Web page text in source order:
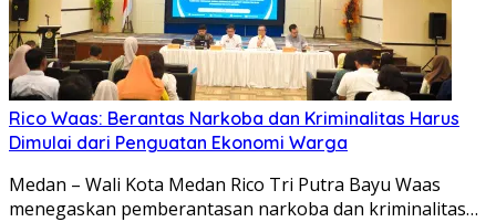
Rico Waas: Berantas Narkoba dan Kriminalitas Harus
Dimulai dari Penguatan Ekonomi Warga
Medan – Wali Kota Medan Rico Tri Putra Bayu Waas
menegaskan pemberantasan narkoba dan kriminalitas…